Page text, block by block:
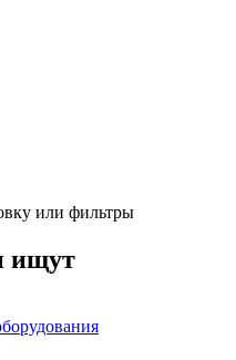
или фильтры
ищут